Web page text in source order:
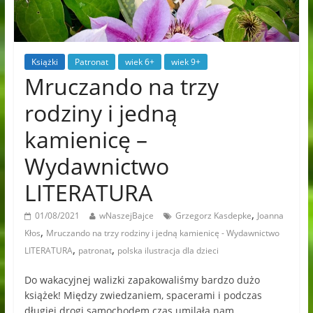
Książki Patronat wiek 6+ wiek 9+
Mruczando na trzy
rodziny i jedną
kamienicę –
Wydawnictwo
LITERATURA
01/08/2021 wNaszejBajce Grzegorz Kasdepke, Joanna
Kłos, Mruczando na trzy rodziny i jedną kamienicę - Wydawnictwo
LITERATURA, patronat, polska ilustracja dla dzieci
Do wakacyjnej walizki zapakowaliśmy bardzo dużo
książek! Między zwiedzaniem, spacerami i podczas